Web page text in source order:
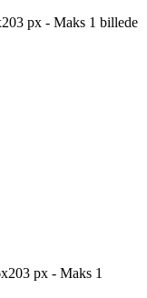
px - Maks 1 billede
px - Maks 1